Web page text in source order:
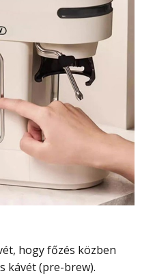
kávét (pre-brew).